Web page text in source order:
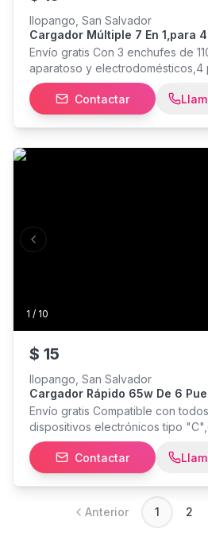
Ilopango, San Salvador
Cargador Múltiple 7 En 1,para
Tomacorrientes , Envío Gratis
Envío gratis Con 3 enchufes de
aparatoso y electrodomésticos,4
(incluyendo 1 puerto USB-C)
audífonos, bocinas,etc Sin
protector de sobrecargas
Salvador y alrededores,
Contactar
1 / 10
Previous slide
$ 15
Ilopango, San Salvador
Cargador Rápido 65w De 6
Celulares Al Mismo Tiempo
Envío gratis Compatible con
dispositivos electrónicos tipo
USB + 3 puertos USB tipo C 6 en
dispositivos simultáneamente
Entrego sábados y domingos en
alrededores
Contactar
Anterior 1 2